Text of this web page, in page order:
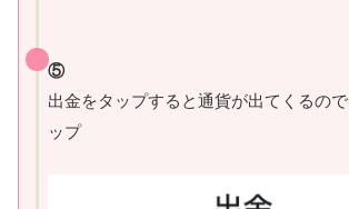
⑤
出金をタップすると通貨が出てくるので
ップ